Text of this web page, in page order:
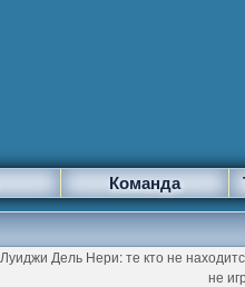
Команда
Луиджи Дель Нери: те кто не
не